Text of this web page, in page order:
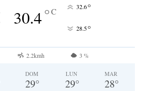
30.4°C 32.6°
28.5°
2.2kmh 3 %
DOM
29°
LUN
29°
MAR
28°